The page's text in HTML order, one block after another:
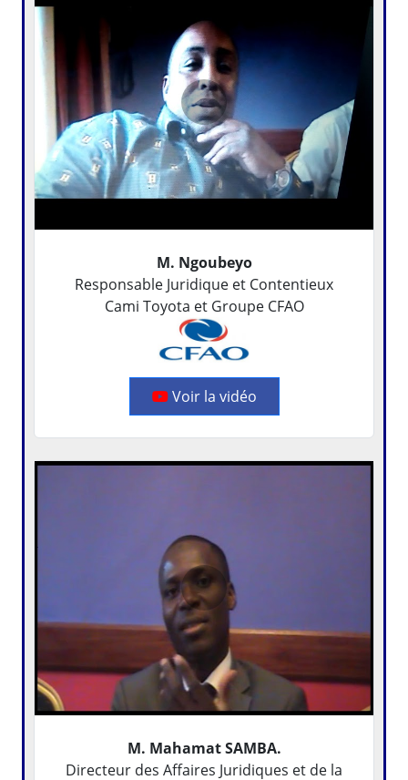
M. Ngoubeyo
Responsable Juridique et Contentieux
Cami Toyota et Groupe CFAO
Voir la vidéo
M. Mahamat SAMBA.
Directeur des Affaires Juridiques et de la